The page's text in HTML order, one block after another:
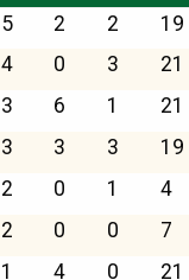
5 2 2
19
4 0 3
21
3 6 1
21
3 3 3
19
2 0 1
4
2 0 0
7
1 4 0
21